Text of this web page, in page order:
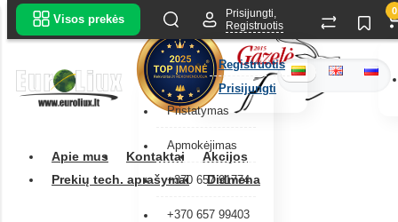
Pristatymas
Apmokėjimas
+370 657 91774
+370 657 99403
Apie mus Kontaktai
Akcijos
Prekių tech. aprašymai
Didmena
Visos prekės
Prisijungti,
Registruotis
Registruotis
Prisijungti
0